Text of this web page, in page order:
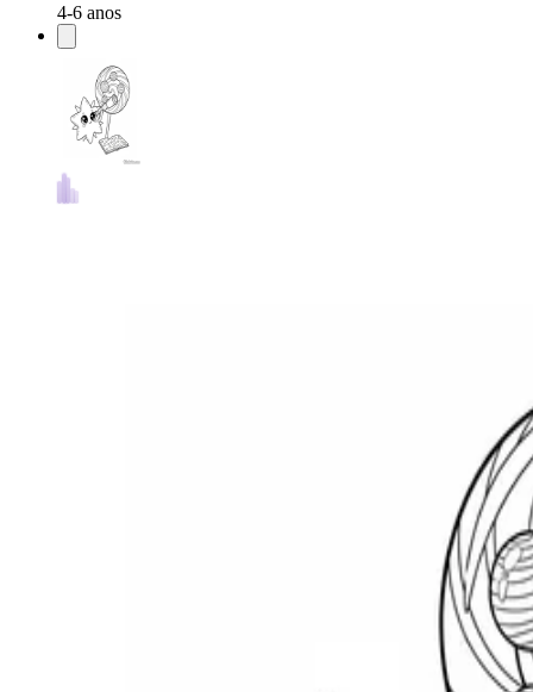
4-6 anos